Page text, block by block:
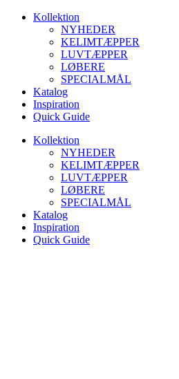
VidereKollektion
NYHEDER
KELIMTÆPPER
LUVTÆPPER
LØBERE
SPECIALMÅL
Katalog
Inspiration
Quick Guide
Kollektion
NYHEDER
KELIMTÆPPER
LUVTÆPPER
LØBERE
SPECIALMÅL
Katalog
Inspiration
Quick Guide